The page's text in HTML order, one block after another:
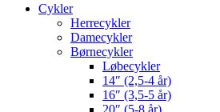
Cykler
Herrecykler
Damecykler
Børnecykler
Løbecykler
14″ (2,5-4 år)
16″ (3,5-5 år)
20″ (5-8 år)